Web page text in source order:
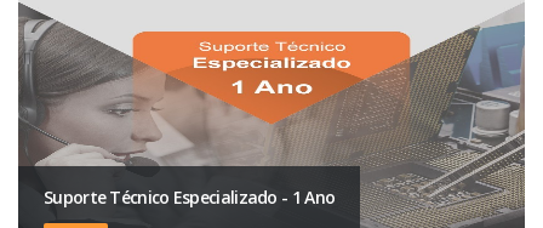
Suporte Técnico Especializado - 1 Ano